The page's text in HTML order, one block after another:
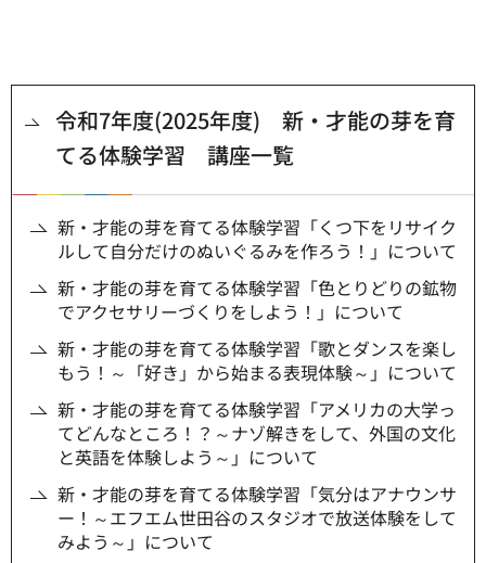
令和7年度(2025年度) 新・才能の芽を育
てる体験学習 講座一覧
新・才能の芽を育てる体験学習「くつ下をリサイク
ルして自分だけのぬいぐるみを作ろう！」について
新・才能の芽を育てる体験学習「色とりどりの鉱物
でアクセサリーづくりをしよう！」について
新・才能の芽を育てる体験学習「歌とダンスを楽し
もう！～「好き」から始まる表現体験～」について
新・才能の芽を育てる体験学習「アメリカの大学っ
てどんなところ！？～ナゾ解きをして、外国の文化
と英語を体験しよう～」について
新・才能の芽を育てる体験学習「気分はアナウンサ
ー！～エフエム世田谷のスタジオで放送体験をして
みよう～」について